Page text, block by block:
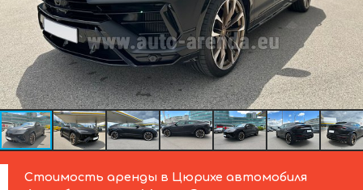
Стоимость аренды в Цюрихе автомобиля